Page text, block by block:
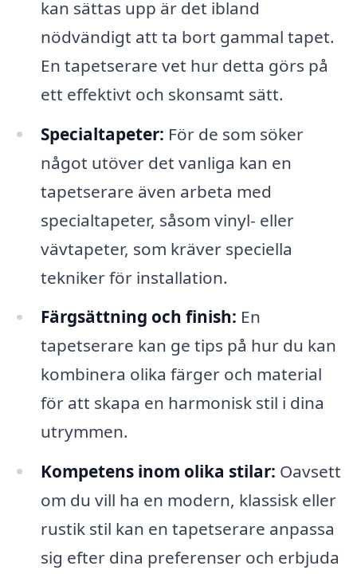
kan sättas upp är det ibland
nödvändigt att ta bort gammal tapet.
En tapetserare vet hur detta görs på
ett effektivt och skonsamt sätt.
Specialtapeter: För de som söker
något utöver det vanliga kan en
tapetserare även arbeta med
specialtapeter, såsom vinyl- eller
vävtapeter, som kräver speciella
tekniker för installation.
Färgsättning och finish: En
tapetserare kan ge tips på hur du kan
kombinera olika färger och material
för att skapa en harmonisk stil i dina
utrymmen.
Kompetens inom olika stilar: Oavsett
om du vill ha en modern, klassisk eller
rustik stil kan en tapetserare anpassa
sig efter dina preferenser och erbjuda